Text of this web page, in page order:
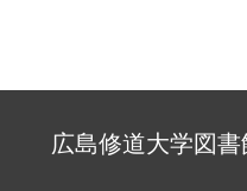
広島修道大学図